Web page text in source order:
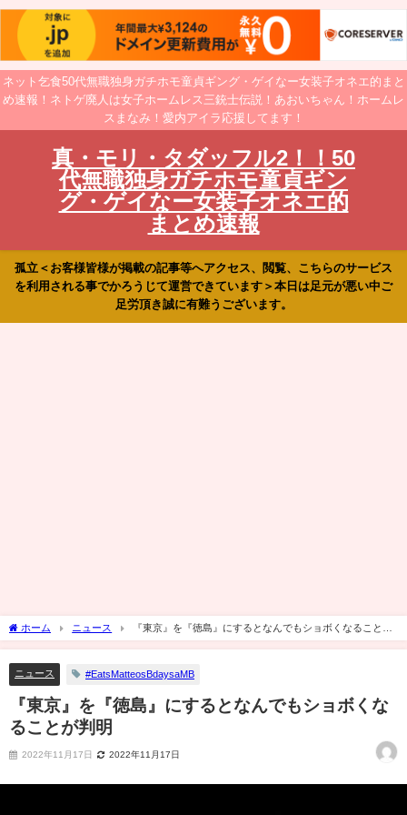
ネット乞食50代無職独身ガチホモ童貞ギング・ゲイなー女装子オネエ的まと
め速報！ネトゲ廃人は女子ホームレス三銃士伝説！あおいちゃん！ホームレ
スまなみ！愛内アイラ応援してます！
真・モリ・タダッフル2！！50
代無職独身ガチホモ童貞ギン
グ・ゲイなー女装子オネエ的
まとめ速報
孤立＜お客様皆様が掲載の記事等へアクセス、閲覧、こちらのサービス
を利用される事でかろうじて運営できています＞本日は足元が悪い中ご
足労頂き誠に有難うございます。
ホーム ニュース
『東京』を『徳島』にするとなんでもショボくなることが
判明
ニュース #EatsMatteosBdaysaMB
『東京』を『徳島』にするとなんでもショボくな
ることが判明
2022年11月17日 2022年11月17日